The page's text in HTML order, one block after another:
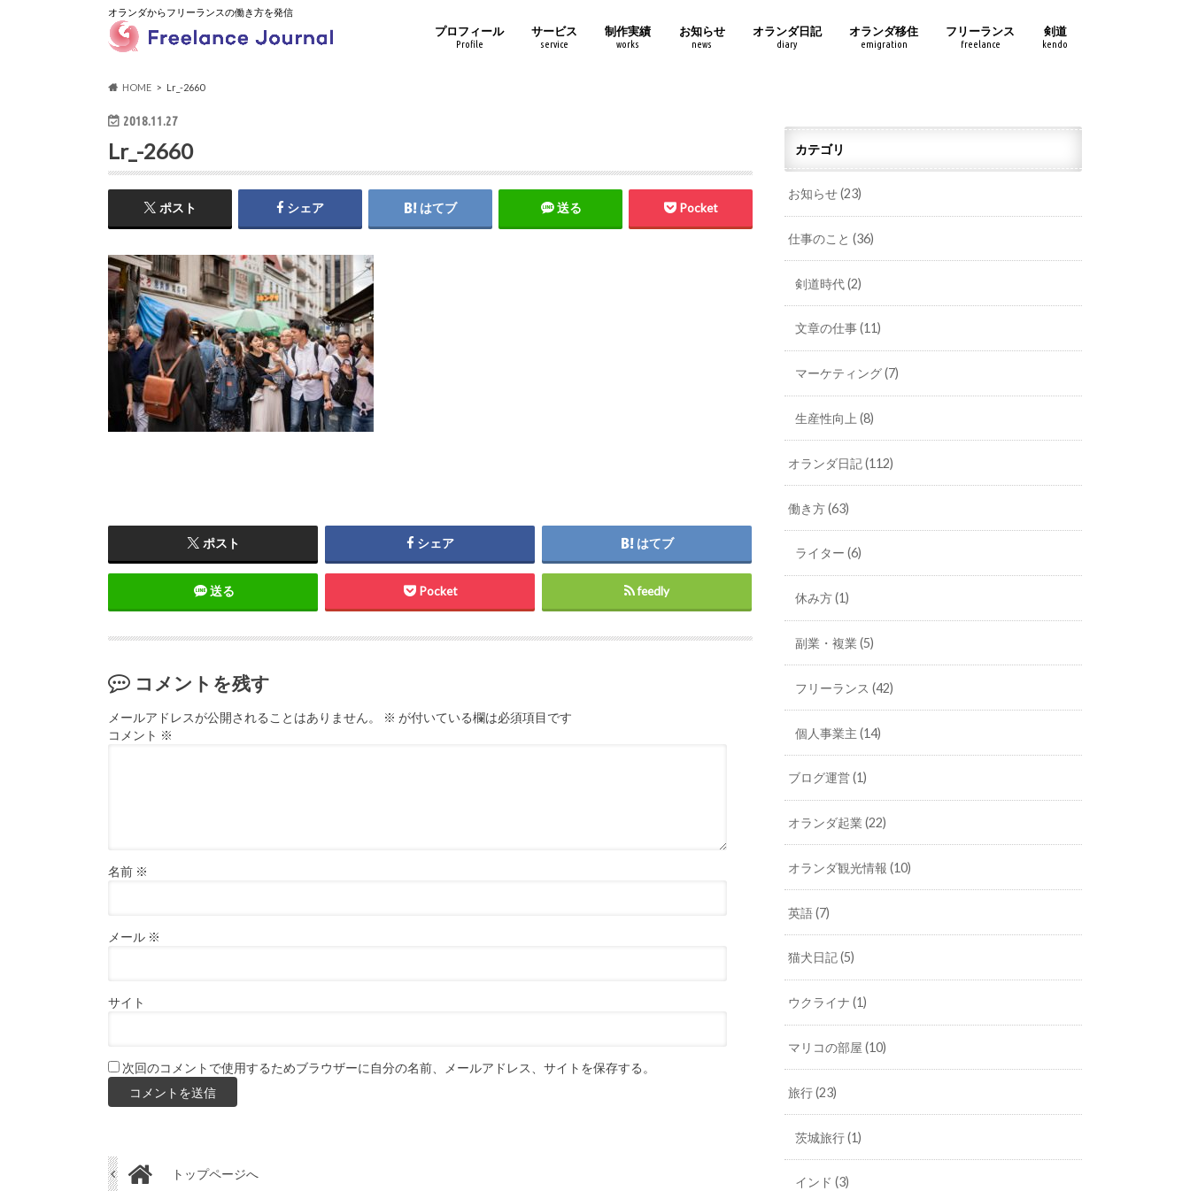
オランダからフリーランスの働き方を発信
プロフィール
Profile
サービス
service
制作実績
works
お知らせ
news
オランダ日記
diary
オランダ移住
emigration
フリーランス
freelance
剣道
kendo
HOME Lr_-2660
2018.11.27
Lr_-2660
ポスト シェア はてブ 送る Pocket
ポスト シェア はてブ
送る Pocket feedly
コメントを残す
メールアドレスが公開されることはありません。 ※ が付いている欄は必須項目です
コメント ※
名前 ※
メール ※
サイト
次回のコメントで使用するためブラウザーに自分の名前、メールアドレス、サイトを保存する。
トップページへ
カテゴリ
お知らせ(23)
仕事のこと(36)
剣道時代(2)
文章の仕事(11)
マーケティング(7)
生産性向上 (8)
オランダ日記(112)
働き方(63)
ライター (6)
休み方(1)
副業・複業 (5)
フリーランス (42)
個人事業主 (14)
ブログ運営(1)
オランダ起業(22)
オランダ観光情報(10)
英語(7)
猫犬日記(5)
ウクライナ(1)
マリコの部屋(10)
旅行(23)
茨城旅行(1)
インド (3)